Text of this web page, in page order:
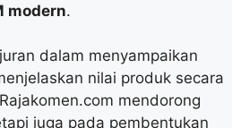
modern.
dalam menyampaikan
nilai produk secara
mendorong
juga pada pembentukan